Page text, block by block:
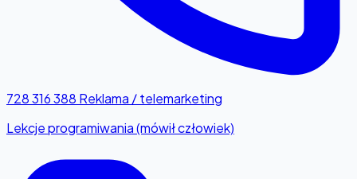
728 316 388 Reklama / telemarketing
Lekcje programiwania (mówił człowiek)